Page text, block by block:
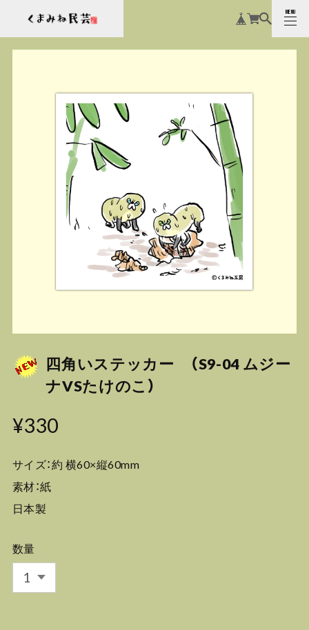
MENU
CLOSE
四角いステッカー （S9-04 ムジー
ナVSたけのこ）
¥330
サイズ：約 横60×縦60mm
素材：紙
日本製
数量